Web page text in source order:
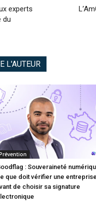
experts
du
L'AUTEUR
: Souveraineté
que doit vérifier une entreprise
de choisir sa signature